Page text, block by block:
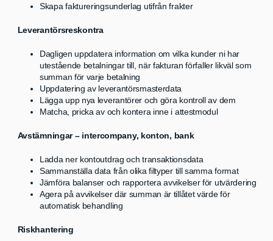
Skapa faktureringsunderlag utifrån frakter
Leverantörsreskontra
Dagligen uppdatera information om vilka kunder ni har
utestående betalningar till, när fakturan förfaller likväl som
summan för varje betalning
Uppdatering av leverantörsmasterdata
Lägga upp nya leverantörer och göra kontroll av dem
Matcha, pricka av och kontera inne i attestmodul
Avstämningar – intercompany, konton, bank
Ladda ner kontoutdrag och transaktionsdata
Sammanställa data från olika filtyper till samma format
Jämföra balanser och rapportera avvikelser för utvärdering
Agera på avvikelser där summan är tillåtet värde för
automatisk behandling
Riskhantering